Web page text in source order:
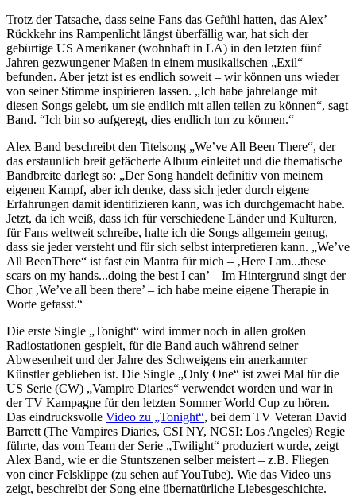
Trotz der Tatsache, dass seine Fans das Gefühl hatten, das Alex’
Rückkehr ins Rampenlicht längst überfällig war, hat sich der
gebürtige US Amerikaner (wohnhaft in LA) in den letzten fünf
Jahren gezwungener Maßen in einem musikalischen „Exil“
befunden. Aber jetzt ist es endlich soweit – wir können uns wieder
von seiner Stimme inspirieren lassen. „Ich habe jahrelange mit
diesen Songs gelebt, um sie endlich mit allen teilen zu können“, sagt
Band. “Ich bin so aufgeregt, dies endlich tun zu können.“
Alex Band beschreibt den Titelsong „We’ve All Been There“, der
das erstaunlich breit gefächerte Album einleitet und die thematische
Bandbreite darlegt so: „Der Song handelt definitiv von meinem
eigenen Kampf, aber ich denke, dass sich jeder durch eigene
Erfahrungen damit identifizieren kann, was ich durchgemacht habe.
Jetzt, da ich weiß, dass ich für verschiedene Länder und Kulturen,
für Fans weltweit schreibe, halte ich die Songs allgemein genug,
dass sie jeder versteht und für sich selbst interpretieren kann. „We’ve
All BeenThere“ ist fast ein Mantra für mich – ‚Here I am...these
scars on my hands...doing the best I can’ – Im Hintergrund singt der
Chor ‚We’ve all been there’ – ich habe meine eigene Therapie in
Worte gefasst.“
Die erste Single „Tonight“ wird immer noch in allen großen
Radiostationen gespielt, für die Band auch während seiner
Abwesenheit und der Jahre des Schweigens ein anerkannter
Künstler geblieben ist. Die Single „Only One“ ist zwei Mal für die
US Serie (CW) „Vampire Diaries“ verwendet worden und war in
der TV Kampagne für den letzten Sommer World Cup zu hören.
Das eindrucksvolle Video zu „Tonight“, bei dem TV Veteran David
Barrett (The Vampires Diaries, CSI NY, NCSI: Los Angeles) Regie
führte, das vom Team der Serie „Twilight“ produziert wurde, zeigt
Alex Band, wie er die Stuntszenen selber meistert – z.B. Fliegen
von einer Felsklippe (zu sehen auf YouTube). Wie das Video uns
zeigt, beschreibt der Song eine übernatürliche Liebesgeschichte.